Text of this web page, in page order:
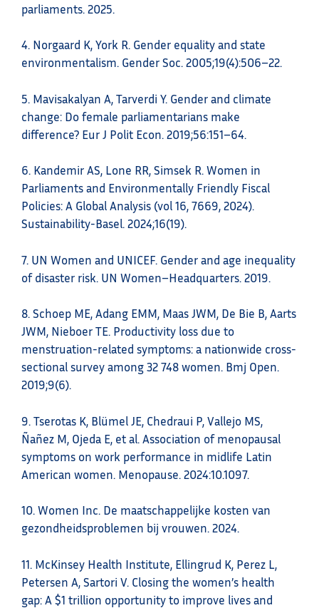
parliaments. 2025.
4.​ Norgaard K, York R. Gender equality and state
environmentalism. Gender Soc. 2005;19(4):506–22.
5.​ Mavisakalyan A, Tarverdi Y. Gender and climate
change: Do female parliamentarians make
difference? Eur J Polit Econ. 2019;56:151–64.
6.​ Kandemir AS, Lone RR, Simsek R. Women in
Parliaments and Environmentally Friendly Fiscal
Policies: A Global Analysis (vol 16, 7669, 2024).
Sustainability-Basel. 2024;16(19).
7.​ UN Women and UNICEF. Gender and age inequality
of disaster risk. UN Women–Headquarters. 2019.
8. ​Schoep ME, Adang EMM, Maas JWM, De Bie B, Aarts
JWM, Nieboer TE. Productivity loss due to
menstruation-related symptoms: a nationwide cross-
sectional survey among 32 748 women. Bmj Open.
2019;9(6).
9.​ Tserotas K, Blümel JE, Chedraui P, Vallejo MS,
Ñañez M, Ojeda E, et al. Association of menopausal
symptoms on work performance in midlife Latin
American women. Menopause. 2024:10.1097.
10.​ Women Inc. De maatschappelijke kosten van
gezondheidsproblemen bij vrouwen. 2024.
11.​ McKinsey Health Institute, Ellingrud K, Perez L,
Petersen A, Sartori V. Closing the women’s health
gap: A $1 trillion opportunity to improve lives and